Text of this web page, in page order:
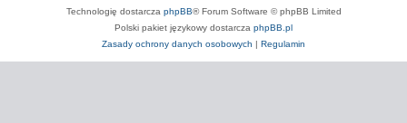
Technologię dostarcza phpBB® Forum Software © phpBB Limited
Polski pakiet językowy dostarcza phpBB.pl
Zasady ochrony danych osobowych | Regulamin